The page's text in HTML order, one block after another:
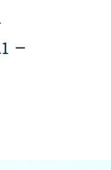
–